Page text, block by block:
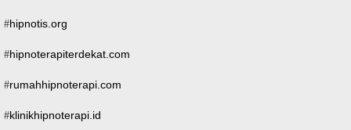
#hipnotis.org
#hipnoterapiterdekat.com
#rumahhipnoterapi.com
#klinikhipnoterapi.id